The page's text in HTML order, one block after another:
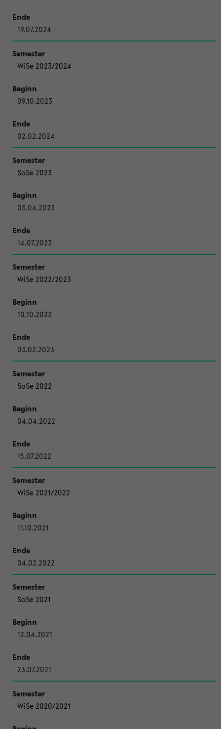
19.07.2024
WiSe 2023/2024
09.10.2023
02.02.2024
SoSe 2023
03.04.2023
14.07.2023
WiSe 2022/2023
10.10.2022
03.02.2023
SoSe 2022
04.04.2022
15.07.2022
WiSe 2021/2022
11.10.2021
04.02.2022
SoSe 2021
12.04.2021
23.07.2021
WiSe 2020/2021